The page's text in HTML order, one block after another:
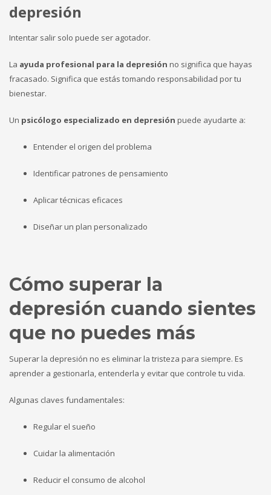
depresión
Intentar salir solo puede ser agotador.
La ayuda profesional para la depresión no significa que hayas
fracasado. Significa que estás tomando responsabilidad por tu
bienestar.
Un psicólogo especializado en depresión puede ayudarte a:
Entender el origen del problema
Identificar patrones de pensamiento
Aplicar técnicas eficaces
Diseñar un plan personalizado
Cómo superar la
depresión cuando sientes
que no puedes más
Superar la depresión no es eliminar la tristeza para siempre. Es
aprender a gestionarla, entenderla y evitar que controle tu vida.
Algunas claves fundamentales:
Regular el sueño
Cuidar la alimentación
Reducir el consumo de alcohol